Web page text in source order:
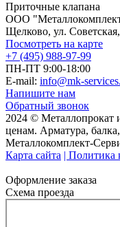
Приточные клапана
ООО
Щелково, ул.
Посмотреть на карте
+7 (495) 988-97-99
ПН-ПТ 9:00-18:00
E-mail: info@mk-
Напишите нам
Обратный звонок
2024 © Металлопрокат
ценам. Арматура,
Металлокомплект-
Карта сайта | Политика
Оформление заказа
Схема проезда